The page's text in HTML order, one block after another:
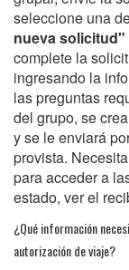
seleccione una
nueva solicitud"
complete la
ingresando la
las preguntas
del grupo, se
y se le enviará
provista.
para acceder a
estado, ver el
¿Qué información
autorización de viaje?